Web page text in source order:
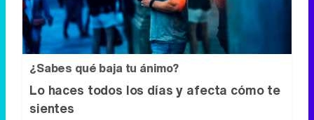
¿Sabes qué baja tu ánimo?
Lo haces todos los días y afecta cómo te
sientes